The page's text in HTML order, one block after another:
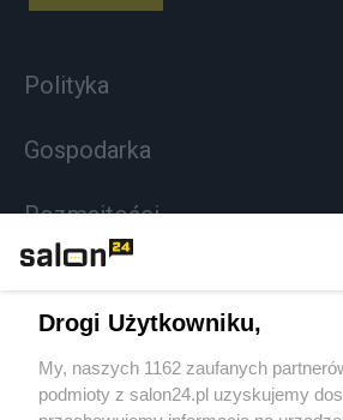
Polityka
Gospodarka
Rozmaitości
Sport
Społeczeństwo
Drogi Użytkowniku,
My, naszych 1162 zaufanych
podmioty z salon24.pl uzyskujemy